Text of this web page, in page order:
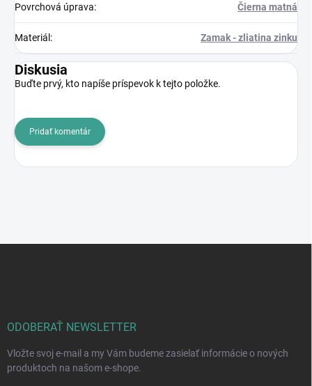
Povrchová úprava: Čierna matná
Materiál : Zamak - zliatina zinku
Diskusia
Buďte prvý, kto napíše príspevok k tejto položke.
Pridať komentár
ODOBERAŤ NEWSLETTER
Vložte svoj e-mail a my Vám budeme zasielať informácie o nových
produktoch na našom e-shope.